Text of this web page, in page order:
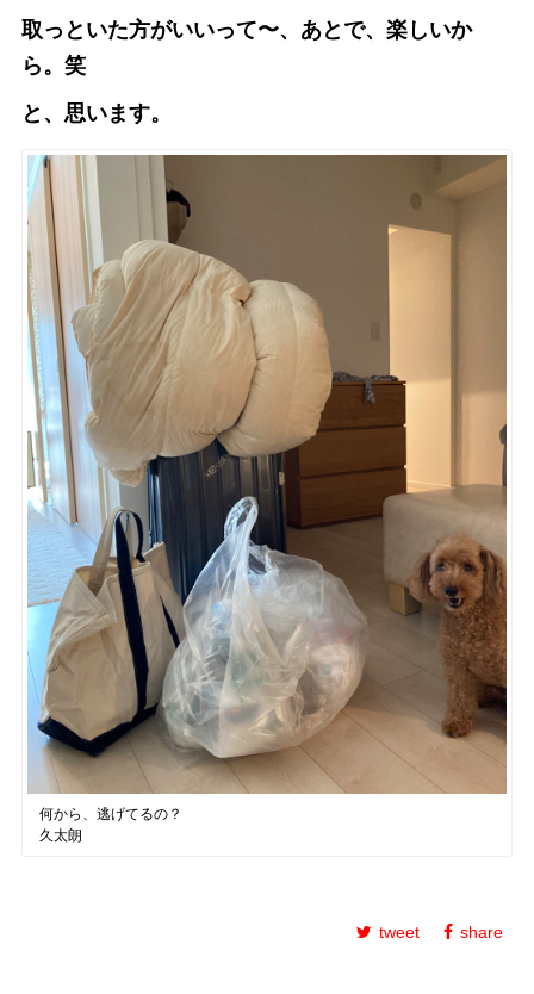
取っといた方がいいって〜、あとで、楽しいか
ら。笑
と、思います。
何から、逃げてるの？
久太朗
tweet share